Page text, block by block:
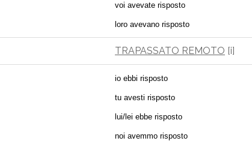
voi avevate risposto
loro avevano risposto
TRAPASSATO REMOTO [i]
io ebbi risposto
tu avesti risposto
lui/lei ebbe risposto
noi avemmo risposto